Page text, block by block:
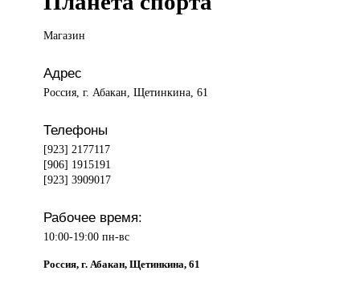
Магазин
Адрес
Россия, г. Абакан, Щетинкина, 61
Телефоны
[923] 2177117
[906] 1915191
[923] 3909017
Рабочее время:
10:00-19:00 пн-вс
Россия, г. Абакан, Щетинкина, 61